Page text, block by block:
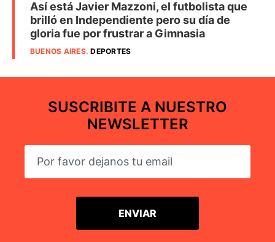
Así está Javier Mazzoni, el futbolista que
brilló en Independiente pero su día de
gloria fue por frustrar a Gimnasia
BUENOS AIRES.DEPORTES
SUSCRIBITE A NUESTRO
NEWSLETTER